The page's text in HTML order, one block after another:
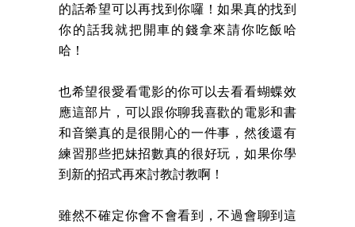
的話希望可以再找到你囉！如果真的找到
你的話我就把開車的錢拿來請你吃飯哈
哈！
也希望很愛看電影的你可以去看看蝴蝶效
應這部片，可以跟你聊我喜歡的電影和書
和音樂真的是很開心的一件事，然後還有
練習那些把妹招數真的很好玩，如果你學
到新的招式再來討教討教啊！
雖然不確定你會不會看到，不過會聊到這